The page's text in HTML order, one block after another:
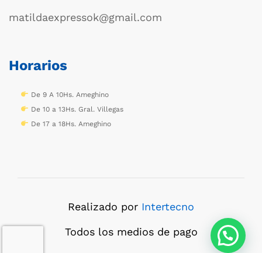
matildaexpressok@gmail.com
Horarios
De 9 A 10Hs. Ameghino
De 10 a 13Hs. Gral. Villegas
De 17 a 18Hs. Ameghino
Realizado por Intertecno
Todos los medios de pago